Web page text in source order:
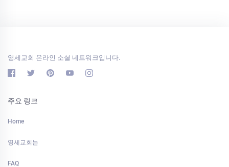
영세교회 온라인 소셜 네트워크입니다.
주요 링크
Home
영세교회는
FAQ